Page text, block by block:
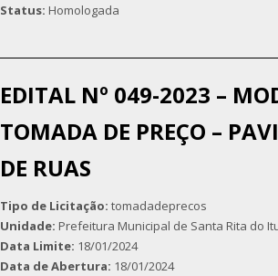
Status: Homologada
EDITAL Nº 049-2023 –
TOMADA DE PREÇO –
DE RUAS
Tipo de Licitação: tomadadeprecos
Unidade: Prefeitura Municipal de Santa Rita do
Data Limite: 18/01/2024
Data de Abertura: 18/01/2024